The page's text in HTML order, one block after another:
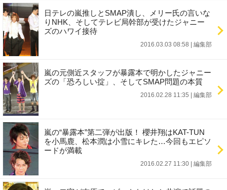
日テレの嵐推しとSMAP潰し、メリー氏の言いな
りNHK、そしてテレビ局幹部が受けたジャニー
ズのハワイ接待
2016.03.03 08:58 編集部
嵐の元側近スタッフが暴露本で明かしたジャニー
ズの「恐ろしい掟」、そしてSMAP問題の本質
2016.02.28 11:35 編集部
嵐の“暴露本”第二弾が出版！ 櫻井翔はKAT-TUN
を小馬鹿、松本潤は小雪にキレた…今回もエピソ
ードが満載
2016.02.27 11:30 編集部